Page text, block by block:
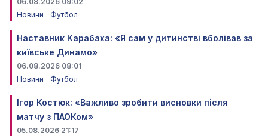
Новини
Футбол
Наставник Карабаха: «Я сам у дитинстві вболівав за
київське Динамо»
06.08.2026 08:01
Новини
Футбол
Ігор Костюк: «Важливо зробити висновки після
матчу з ПАОКом»
05.08.2026 21:17